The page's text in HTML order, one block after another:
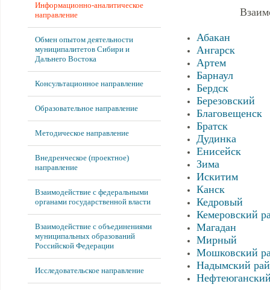
Информационно-аналитическое
направление
Обмен опытом деятельности
муниципалитетов Сибири и
Дальнего Востока
Консультационное направление
Образовательное направление
Методическое направление
Внедренческое (проектное)
направление
Взаимодействие с федеральными
органами государственной власти
Взаимодействие с объединениями
муниципальных образований
Российской Федерации
Исследовательское направление
Абакан
Ангарск
Артем
Барнаул
Бердск
Березовский
Благовещенск
Братск
Дудинка
Енисейск
Зима
Искитим
Канск
Кедровый
Кемеровский
Магадан
Мирный
Мошковский
Надымский